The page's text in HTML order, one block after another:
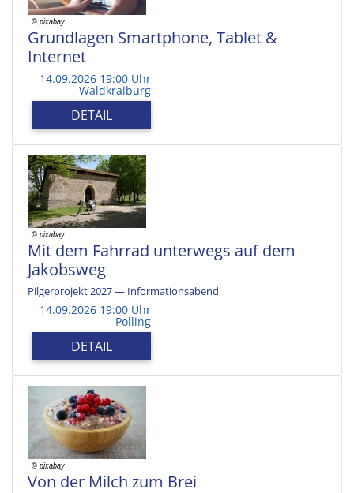
Grundlagen Smartphone, Tablet &
Internet
14.09.2026 19:00 Uhr
Waldkraiburg
DETAIL
Mit dem Fahrrad unterwegs auf dem
Jakobsweg
Pilgerprojekt 2027 — Informationsabend
14.09.2026 19:00 Uhr
Polling
DETAIL
Von der Milch zum Brei